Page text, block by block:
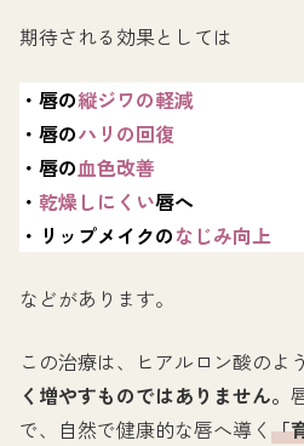
期待される効果としては
・唇の縦ジワの軽減
・唇のハリの回復
・唇の血色改善
・ 乾燥しにくい唇へ
・リップメイクのなじみ向上
などがあります。
この治療は、ヒアルロン酸のよ
く増やすものではありません。
で、自然で健康的な唇へ導く 「